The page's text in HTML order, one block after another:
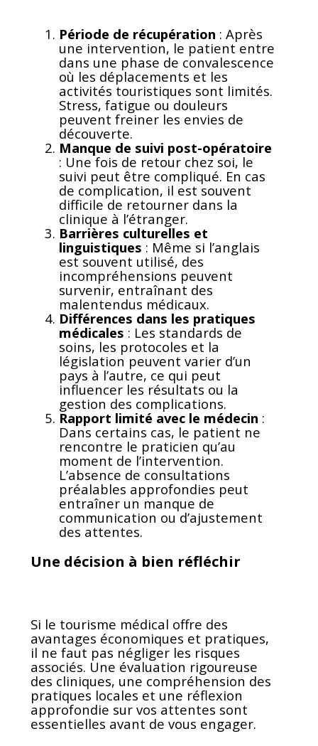
Période de récupération : Après
une intervention, le patient entre
dans une phase de convalescence
où les déplacements et les
activités touristiques sont limités.
Stress, fatigue ou douleurs
peuvent freiner les envies de
découverte.
Manque de suivi post-opératoire
: Une fois de retour chez soi, le
suivi peut être compliqué. En cas
de complication, il est souvent
difficile de retourner dans la
clinique à l’étranger.
Barrières culturelles et
linguistiques : Même si l’anglais
est souvent utilisé, des
incompréhensions peuvent
survenir, entraînant des
malentendus médicaux.
Différences dans les pratiques
médicales : Les standards de
soins, les protocoles et la
législation peuvent varier d’un
pays à l’autre, ce qui peut
influencer les résultats ou la
gestion des complications.
Rapport limité avec le médecin :
Dans certains cas, le patient ne
rencontre le praticien qu’au
moment de l’intervention.
L’absence de consultations
préalables approfondies peut
entraîner un manque de
communication ou d’ajustement
des attentes.
Une décision à bien réfléchir
Si le tourisme médical offre des
avantages économiques et pratiques,
il ne faut pas négliger les risques
associés. Une évaluation rigoureuse
des cliniques, une compréhension des
pratiques locales et une réflexion
approfondie sur vos attentes sont
essentielles avant de vous engager.